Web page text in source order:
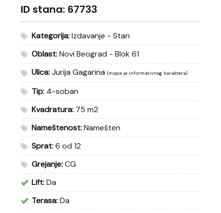
ID stana: 67733
Kategorija:Izdavanje - Stan
Oblast:Novi Beograd - Blok 61
Ulica:Jurija Gagarina (mapa je informativnog karaktera)
Tip: 4-soban
Kvadratura: 75 m2
Nameštenost:Namešten
Sprat:6 od 12
Grejanje:CG
Lift:Da
Terasa:Da